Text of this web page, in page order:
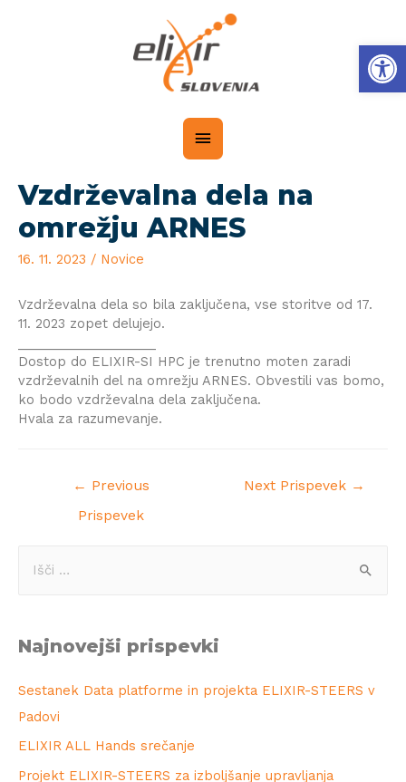
Vzdrževalna dela na
omrežju ARNES
16. 11. 2023 / Novice
Vzdrževalna dela so bila zaključena, vse storitve od 17.
11. 2023 zopet delujejo.
Dostop do ELIXIR-SI HPC je trenutno moten zaradi
vzdrževalnih del na omrežju ARNES. Obvestili vas bomo,
ko bodo vzdrževalna dela zaključena.
Hvala za razumevanje.
← Previous
Prispevek
Next Prispevek →
Najnovejši prispevki
Sestanek Data platforme in projekta ELIXIR-STEERS v
Padovi
ELIXIR ALL Hands srečanje
Projekt ELIXIR-STEERS za izboljšanje upravljanja